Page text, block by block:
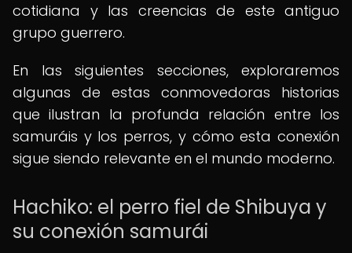
cotidiana y las creencias de este antiguo
grupo guerrero.
En las siguientes secciones, exploraremos
algunas de estas conmovedoras historias
que ilustran la profunda relación entre los
samuráis y los perros, y cómo esta conexión
sigue siendo relevante en el mundo moderno.
Hachiko: el perro fiel de Shibuya y
su conexión samurái